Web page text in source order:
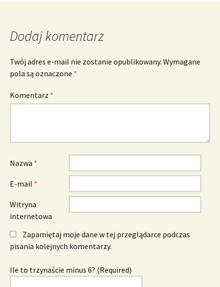
Dodaj komentarz
Twój adres e-mail nie zostanie opublikowany. Wymagane
pola są oznaczone *
Komentarz *
Nazwa *
E-mail *
Witryna
internetowa
Zapamiętaj moje dane w tej przeglądarce podczas
pisania kolejnych komentarzy.
Ile to trzynaście minus 6? (Required)